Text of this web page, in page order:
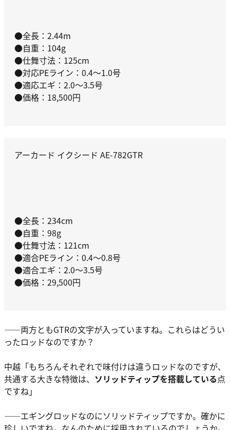
●全長：2.44m
●自重：104g
●仕舞寸法：125cm
●対応PEライン：0.4～1.0号
●適応エギ：2.0～3.5号
●価格：18,500円
アーカード イクシード AE-782GTR
●全長：234cm
●自重：98g
●仕舞寸法：121cm
●適合PEライン：0.4～0.8号
●適合エギ：2.0～3.5号
●価格：29,500円
――両方ともGTRの文字が入っていますね。これらはどうい
ったロッドなのですか？
中越 「もちろんそれぞれで味付けは違うロッドなのですが、
共通する大きな特徴は、 ソリッドティップを搭載している点
ですね」
――エギングロッドなのにソリッドティップですか。確かに